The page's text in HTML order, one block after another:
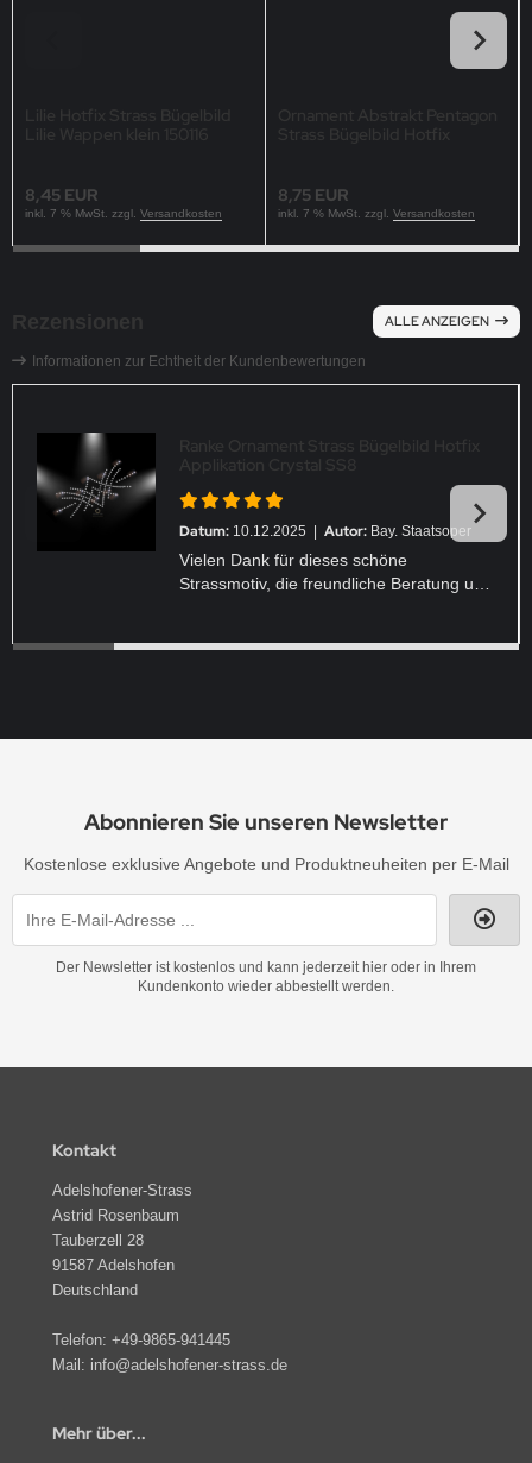
Lilie Hotfix Strass Bügelbild
Lilie Wappen klein 150116
8,45 EUR
inkl. 7 % MwSt. zzgl. Versandkosten
Ornament Abstrakt Pentagon
Strass Bügelbild Hotfix
8,75 EUR
inkl. 7 % MwSt. zzgl. Versandkosten
Rezensionen ALLE ANZEIGEN
Informationen zur Echtheit der Kundenbewertungen
Ranke Ornament Strass Bügelbild Hotfix
Applikation Crystal SS8
Datum: 10.12.2025 | Autor: Bay. Staatsoper
Vielen Dank für dieses schöne
Strassmotiv, die freundliche Beratung und
Abonnieren Sie unseren Newsletter
Kostenlose exklusive Angebote und Produktneuheiten per E-Mail
Der Newsletter ist kostenlos und kann jederzeit hier oder in Ihrem
Kundenkonto wieder abbestellt werden.
Kontakt
Adelshofener-Strass
Astrid Rosenbaum
Tauberzell 28
91587 Adelshofen
Deutschland
Telefon: +49-9865-941445
Mail: info@adelshofener-strass.de
Mehr über...